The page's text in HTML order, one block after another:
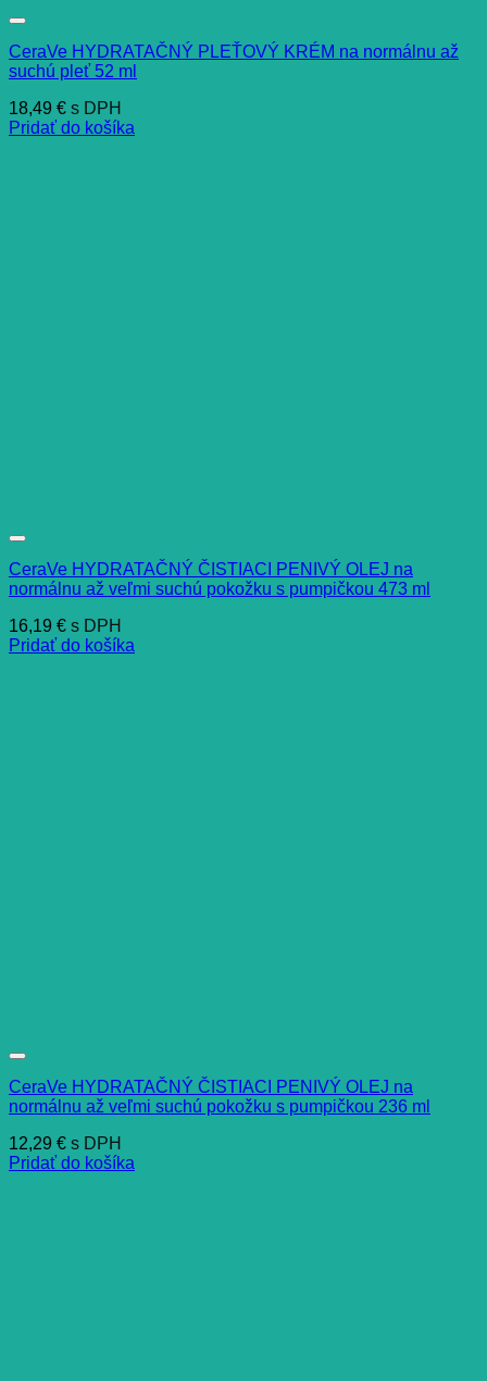
CeraVe HYDRATAČNÝ PLEŤOVÝ KRÉM na normálnu až
suchú pleť 52 ml
18,49 € s DPH
Pridať do košíka
CeraVe HYDRATAČNÝ ČISTIACI PENIVÝ OLEJ na
normálnu až veľmi suchú pokožku s pumpičkou 473 ml
16,19 € s DPH
Pridať do košíka
CeraVe HYDRATAČNÝ ČISTIACI PENIVÝ OLEJ na
normálnu až veľmi suchú pokožku s pumpičkou 236 ml
12,29 € s DPH
Pridať do košíka